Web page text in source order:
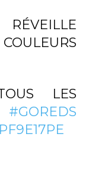
LES
#GOREDS